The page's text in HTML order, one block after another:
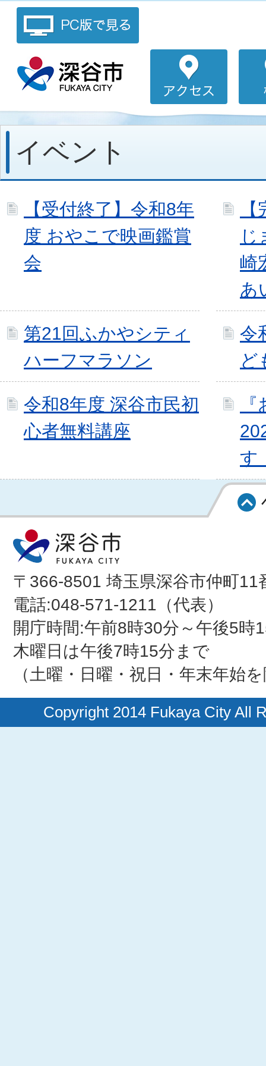
イベント
【受付終了】令和8年
度 おやこで映画鑑賞
会
じ
崎
あ
第21回ふかやシティ
ハーフマラソン
令
ど
令和8年度 深谷市民初
心者無料講座
す
〒366-8501 埼玉県深谷市仲町11
電話:048-571-1211（代表）
開庁時間:午前8時30分～午後5時
木曜日は午後7時15分まで
（土曜・日曜・祝日・年末年始
Copyright 2014 Fukaya City All